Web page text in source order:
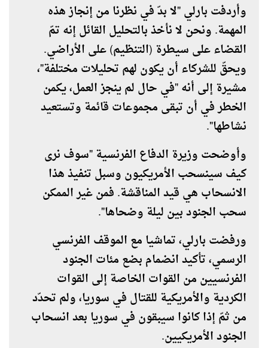
وأردفت بارلي "لا بدّ في نظرنا من إنجاز هذه
المهمة. ونحن لا نأخذ بالتحليل القائل إنه تمّ
القضاء على سيطرة (التنظيم) على الأراضي.
ويحقّ للشركاء أن يكون لهم تحليلات مختلفة"،
مشيرة إلى أنه "في حال لم ينجز العمل، يكمن
الخطر في أن تبقى مجموعات قائمة وتستعيد
نشاطها".
وأوضحت وزيرة الدفاع الفرنسية "سوف نرى
كيف سينسحب الأمريكيون وسبل تنفيذ هذا
الانسحاب هي قيد المناقشة. فمن غير الممكن
سحب الجنود بين ليلة وضحاها".
ورفضت بارلي، تماشيا مع الموقف الفرنسي
الرسمي، تأكيد انضمام بضع مئات الجنود
الفرنسيين من القوات الخاصة إلى القوات
الكردية والأمريكية للقتال في سوريا، ولم تحدّد
من ثمّ إذا كانوا سيبقون في سوريا بعد انسحاب
الجنود الأمريكيين.